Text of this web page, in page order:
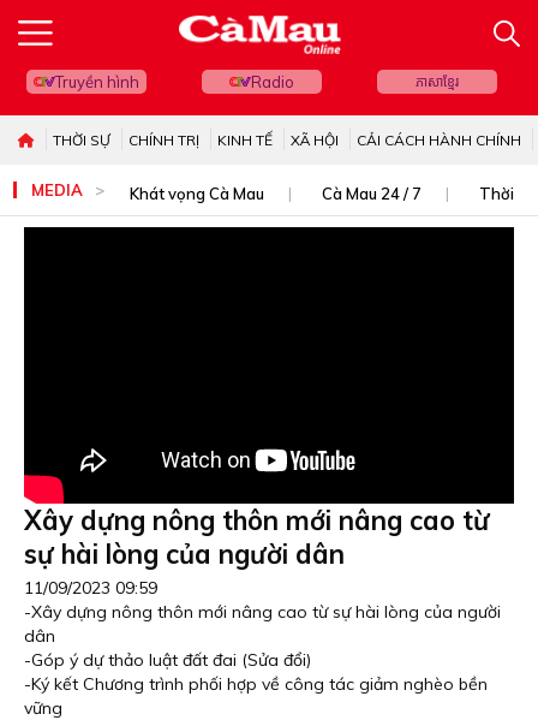
Truyền hình Radio ភាសាខ្មែរ
THỜI SỰ CHÍNH TRỊ KINH TẾ XÃ HỘI CẢI CÁCH HÀNH CHÍNH
MEDIA Khát vọng Cà Mau Cà Mau 24 / 7 Thời sự
Xây dựng nông thôn mới nâng cao từ
sự hài lòng của người dân
11/09/2023 09:59
-Xây dựng nông thôn mới nâng cao từ sự hài lòng của người
dân
-Góp ý dự thảo luật đất đai (Sửa đổi)
-Ký kết Chương trình phối hợp về công tác giảm nghèo bền
vững